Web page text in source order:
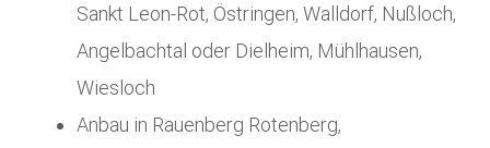
Sankt Leon-Rot, Östringen, Walldorf, Nußloch,
Angelbachtal oder Dielheim, Mühlhausen,
Wiesloch
Anbau in Rauenberg Rotenberg,